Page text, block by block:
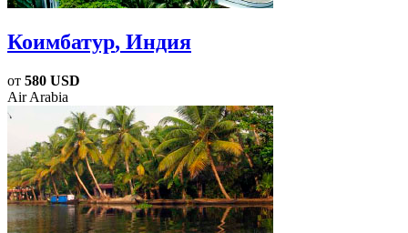
Коимбатур, Индия
от 580 USD
Air Arabia